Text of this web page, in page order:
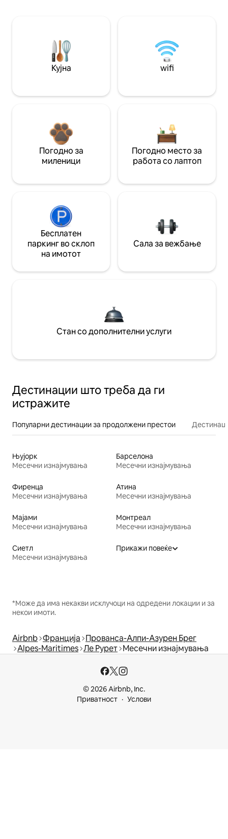
Кујна wifi
Погодно за
миленици
Погодно место за
работа со лаптоп
Бесплатен
паркинг во склоп
на имотот
Сала за вежбање
Стан со дополнителни услуги
Дестинации што треба да ги
истражите
Популарни дестинации за продолжени престои
Њујорк
Месечни изнајмувања
Барселона
Месечни изнајмувања
Фиренца
Месечни изнајмувања
Атина
Месечни изнајмувања
Мајами
Месечни изнајмувања
Монтреал
Месечни изнајмувања
Сиетл
Месечни изнајмувања
Прикажи повеќе
*Може да има некакви исклучоци на одредени локации и за
некои имоти.
Airbnb Франција Прованса-Алпи-Азурен Брег
Alpes-Maritimes Ле Рурет Месечни изнајмувања
© 2026 Airbnb, Inc.
Приватност
Услови